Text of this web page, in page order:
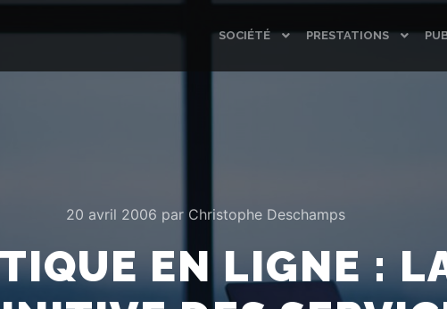
SOCIÉTÉ PRESTATIONS
20 avril 2006 par Christophe Deschamps
EN LIGNE :